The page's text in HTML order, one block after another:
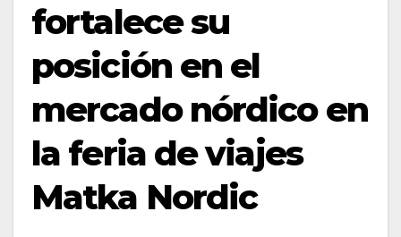
fortalece su
posición en el
mercado nórdico en
la feria de viajes
Matka Nordic